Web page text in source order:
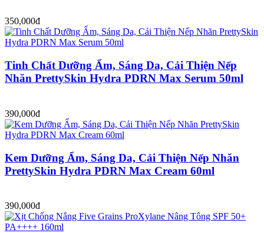
350,000đ
Tinh Chất Dưỡng Ẩm, Sáng Da, Cải Thiện Nếp
Nhăn PrettySkin Hydra PDRN Max Serum 50ml
390,000đ
Kem Dưỡng Ẩm, Sáng Da, Cải Thiện Nếp Nhăn
PrettySkin Hydra PDRN Max Cream 60ml
390,000đ